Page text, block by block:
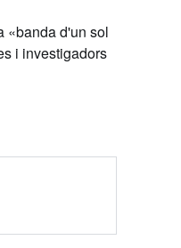
«banda d'un sol
i investigadors